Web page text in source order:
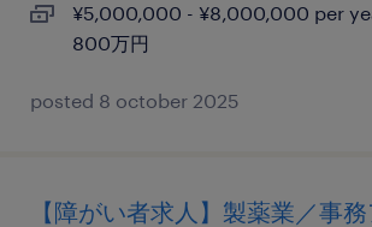
¥5,000,000 - ¥8,000,000 per
800万円
posted 8 october 2025
【障がい者求人】製薬業／事